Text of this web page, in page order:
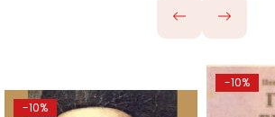
-10%
-10%